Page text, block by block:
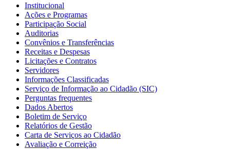
Institucional
Ações e Programas
Participação Social
Auditorias
Convênios e Transferências
Receitas e Despesas
Licitações e Contratos
Servidores
Informações Classificadas
Serviço de Informação ao Cidadão (SIC)
Perguntas frequentes
Dados Abertos
Boletim de Serviço
Relatórios de Gestão
Carta de Serviços ao Cidadão
Avaliação e Correição